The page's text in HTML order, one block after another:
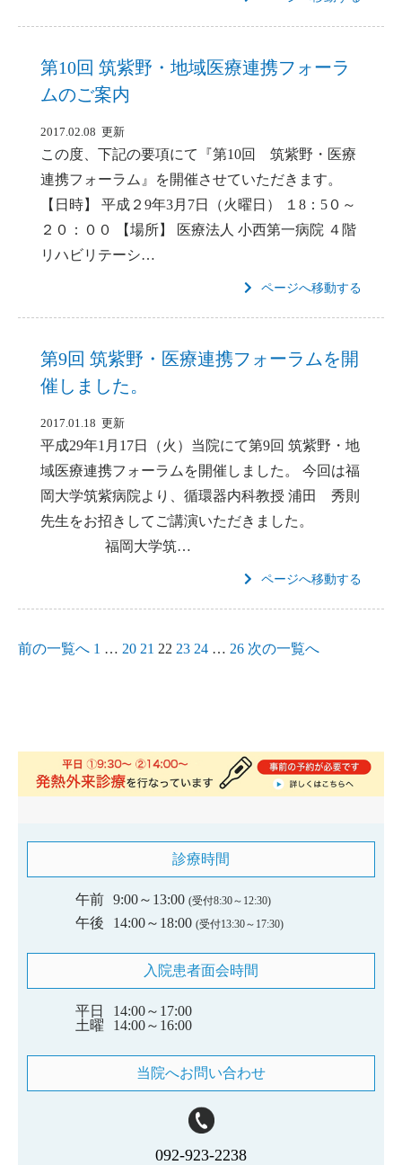
第10回 筑紫野・地域医療連携フォーラ
ムのご案内
2017.02.08 更新
この度、下記の要項にて『第10回 筑紫野・医療
連携フォーラム』を開催させていただきます。
【日時】 平成２9年3月7日（火曜日） １8：5０～
２０：００ 【場所】 医療法人 小西第一病院 ４階
リハビリテーシ…
ページへ移動する
第9回 筑紫野・医療連携フォーラムを開
催しました。
2017.01.18 更新
平成29年1月17日（火）当院にて第9回 筑紫野・地
域医療連携フォーラムを開催しました。 今回は福
岡大学筑紫病院より、循環器内科教授 浦田 秀則
先生をお招きしてご講演いただきました。
福岡大学筑…
ページへ移動する
前の一覧へ 1 … 20 21 22 23 24 … 26 次の一覧へ
診療時間
午前 9:00～13:00 (受付8:30～12:30)
午後 14:00～18:00 (受付13:30～17:30)
入院患者面会時間
平日
14:00～17:00
土曜
14:00～16:00
当院へお問い合わせ
092-923-2238